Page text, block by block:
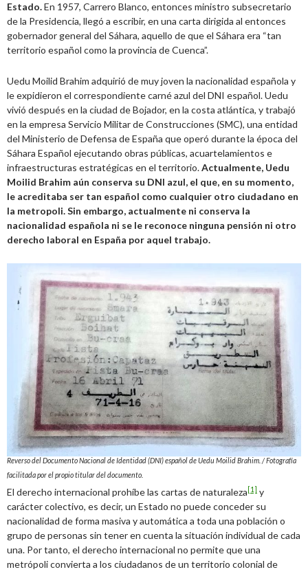
Estado.En 1957, Carrero Blanco, entonces ministro subsecretario
de la Presidencia, llegó a escribir, en una carta dirigida al entonces
gobernador general del Sáhara, aquello de que el Sáhara era “tan
territorio español como la provincia de Cuenca”.
Uedu Moilid Brahim adquirió de muy joven la nacionalidad española y
le expidieron el correspondiente carné azul del DNI español. Uedu
vivió después en la ciudad de Bojador, en la costa atlántica, y trabajó
en la empresa Servicio Militar de Construcciones (SMC), una entidad
del Ministerio de Defensa de España que operó durante la época del
Sáhara Español ejecutando obras públicas, acuartelamientos e
infraestructuras estratégicas en el territorio.Actualmente, Uedu
Moilid Brahim aún conserva su DNI azul, el que, en su momento,
le acreditaba ser tan español como cualquier otro ciudadano en
la metropoli. Sin embargo, actualmente ni conserva la
nacionalidad española ni se le reconoce ninguna pensión ni otro
derecho laboral en España por aquel trabajo.
Reverso del Documento Nacional de Identidad (DNI) español de Uedu Moilid Brahim. / Fotografía
facilitada por el propio titular del documento.
El derecho internacional prohíbe las cartas de naturaleza [1] y
carácter colectivo, es decir, un Estado no puede conceder su
nacionalidad de forma masiva y automática a toda una población o
grupo de personas sin tener en cuenta la situación individual de cada
una. Por tanto, el derecho internacional no permite que una
metrópoli convierta a los ciudadanos de un territorio colonial de